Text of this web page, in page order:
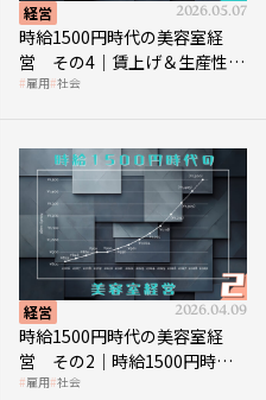
経営 2026.05.07
時給1500円時代の美容室経
営 その4｜賃上げ＆生産性向
上につなげる賢い助成金活用
雇用 社会
経営 2026.04.09
時給1500円時代の美容室経
営 その2｜時給1500円時代
に支払う給与はいくらなのか
雇用 社会